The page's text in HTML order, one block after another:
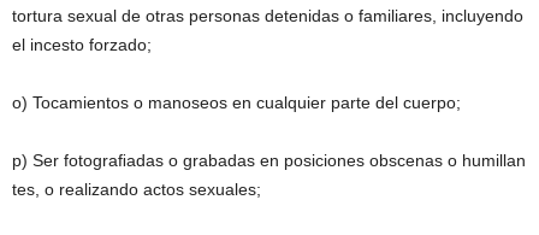
tortura sexual de otras personas detenidas o familiares, incluyendo
el incesto forzado;
o) Tocamientos o manoseos en cualquier parte del cuerpo;
p) Ser fotograﬁadas o grabadas en posiciones obscenas o humillan
tes, o realizando actos sexuales;